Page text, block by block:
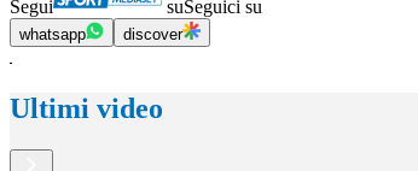
Segui suSeguici su
whatsapp discover
Ultimi video